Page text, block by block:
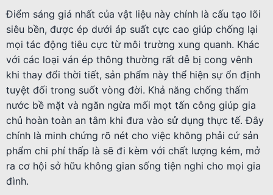
Điểm sáng giá nhất của vật liệu này chính là cấu tạo lõi
siêu bền, được ép dưới áp suất cực cao giúp chống lại
mọi tác động tiêu cực từ môi trường xung quanh. Khác
với các loại ván ép thông thường rất dễ bị cong vênh
khi thay đổi thời tiết, sản phẩm này thể hiện sự ổn định
tuyệt đối trong suốt vòng đời. Khả năng chống thấm
nước bề mặt và ngăn ngừa mối mọt tấn công giúp gia
chủ hoàn toàn an tâm khi đưa vào sử dụng thực tế. Đây
chính là minh chứng rõ nét cho việc không phải cứ sản
phẩm chi phí thấp là sẽ đi kèm với chất lượng kém, mở
ra cơ hội sở hữu không gian sống tiện nghi cho mọi gia
đình.